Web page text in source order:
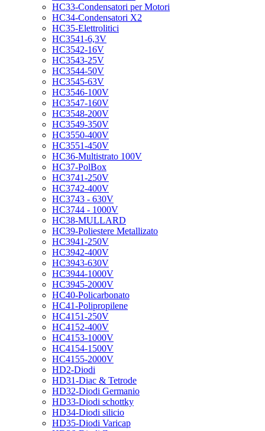
HC33-Condensatori per Motori
HC34-Condensatori X2
HC35-Elettrolitici
HC3541-6,3V
HC3542-16V
HC3543-25V
HC3544-50V
HC3545-63V
HC3546-100V
HC3547-160V
HC3548-200V
HC3549-350V
HC3550-400V
HC3551-450V
HC36-Multistrato 100V
HC37-PolBox
HC3741-250V
HC3742-400V
HC3743 - 630V
HC3744 - 1000V
HC38-MULLARD
HC39-Poliestere Metallizato
HC3941-250V
HC3942-400V
HC3943-630V
HC3944-1000V
HC3945-2000V
HC40-Policarbonato
HC41-Polipropilene
HC4151-250V
HC4152-400V
HC4153-1000V
HC4154-1500V
HC4155-2000V
HD2-Diodi
HD31-Diac & Tetrode
HD32-Diodi Germanio
HD33-Diodi schottky
HD34-Diodi silicio
HD35-Diodi Varicap